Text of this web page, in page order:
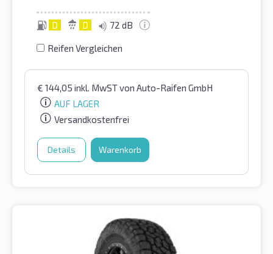
D D 72 dB
Reifen Vergleichen
€ 144,05 inkl. MwSTvon Auto-Raifen GmbH
AUF LAGER
Versandkostenfrei
Details Warenkorb